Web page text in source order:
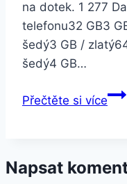
na dotek. 1 277
telefonu32 GB3
šedý3 GB /
šedý4 GB…
Přečtěte si více
CZ
Napsat